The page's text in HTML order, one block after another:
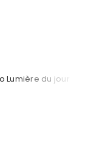
Lumière du jour